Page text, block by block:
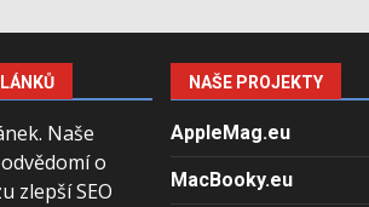
Naše
o
zlepší SEO
NAŠE PROJEKTY
AppleMag.eu
MacBooky.eu